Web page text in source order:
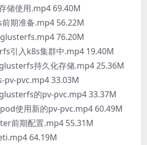
储使用.mp4 69.40M
期准备.mp4 56.22M
76.20M
引入k8s集群中.mp4 19.40M
持久化存储.mp4 25.36M
pvc.mp4 33.03M
的pv-pvc.mp4 33.37M
使用新的pv-pvc.mp4 60.49M
前期配置.mp4 55.31M
64.19M